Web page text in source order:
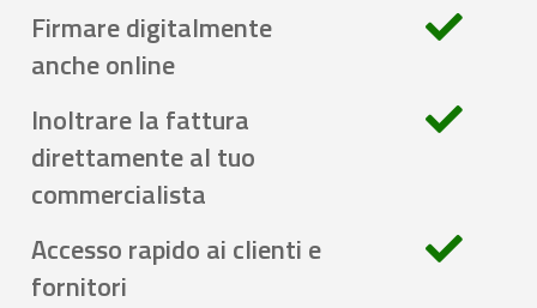
Firmare digitalmente
anche online
Inoltrare la fattura
direttamente al tuo
commercialista
Accesso rapido ai clienti e
fornitori